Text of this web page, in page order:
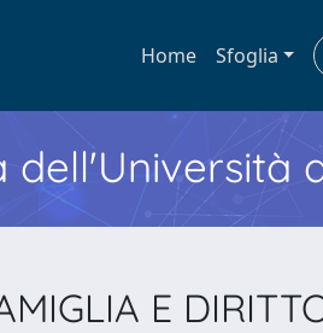
Home Sfoglia
E